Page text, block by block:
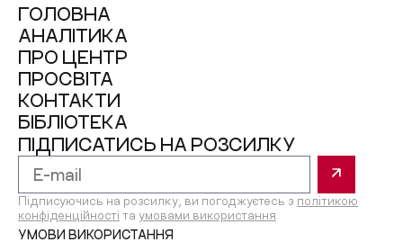
ГОЛОВНА
АНАЛІТИКА
ПРО ЦЕНТР
ПРОСВІТА
КОНТАКТИ
БІБЛІОТЕКА
ПІДПИСАТИСЬ НА РОЗСИЛКУ
Підписуючись на розсилку, ви погоджуєтесь з політикою
конфіденційності та умовами використання
УМОВИ ВИКОРИСТАННЯ